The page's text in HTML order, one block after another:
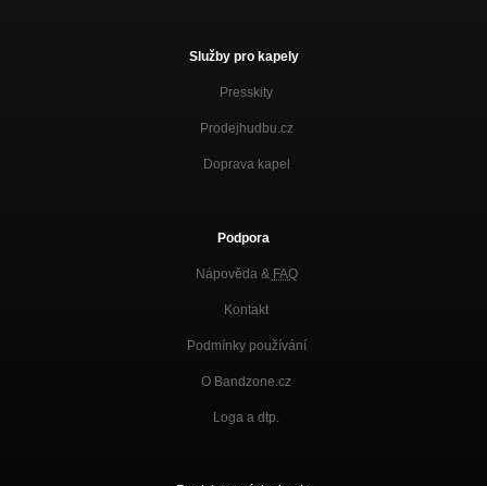
Služby pro kapely
Presskity
Prodejhudbu.cz
Doprava kapel
Podpora
Nápověda & FAQ
Kontakt
Podmínky používání
O Bandzone.cz
Loga a dtp.